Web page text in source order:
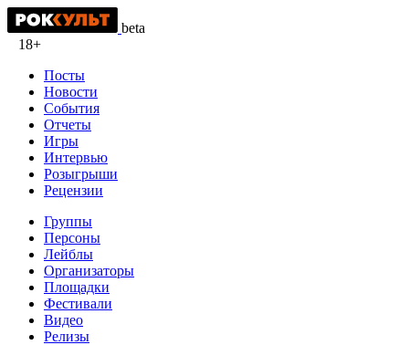
beta
18+
Посты
Новости
События
Отчеты
Игры
Интервью
Розыгрыши
Рецензии
Группы
Персоны
Лейблы
Организаторы
Площадки
Фестивали
Видео
Релизы